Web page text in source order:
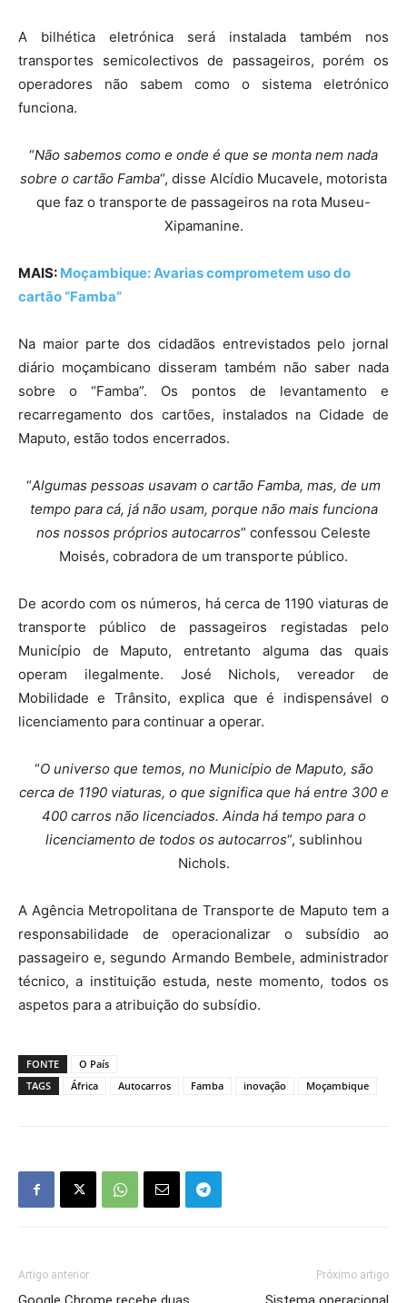
A bilhética eletrónica será instalada também nos
transportes semicolectivos de passageiros, porém os
operadores não sabem como o sistema eletrónico
funciona.
“Não sabemos como e onde é que se monta nem nada
sobre o cartão Famba“, disse Alcídio Mucavele, motorista
que faz o transporte de passageiros na rota Museu-
Xipamanine.
MAIS: Moçambique: Avarias comprometem uso do
cartão “Famba”
Na maior parte dos cidadãos entrevistados pelo jornal
diário moçambicano disseram também não saber nada
sobre o “Famba”. Os pontos de levantamento e
recarregamento dos cartões, instalados na Cidade de
Maputo, estão todos encerrados.
“Algumas pessoas usavam o cartão Famba, mas, de um
tempo para cá, já não usam, porque não mais funciona
nos nossos próprios autocarros” confessou Celeste
Moisés, cobradora de um transporte público.
De acordo com os números, há cerca de 1190 viaturas de
transporte público de passageiros registadas pelo
Município de Maputo, entretanto alguma das quais
operam ilegalmente. José Nichols, vereador de
Mobilidade e Trânsito, explica que é indispensável o
licenciamento para continuar a operar.
“O universo que temos, no Município de Maputo, são
cerca de 1190 viaturas, o que significa que há entre 300 e
400 carros não licenciados. Ainda há tempo para o
licenciamento de todos os autocarros“, sublinhou
Nichols.
A Agência Metropolitana de Transporte de Maputo tem a
responsabilidade de operacionalizar o subsídio ao
passageiro e, segundo Armando Bembele, administrador
técnico, a instituição estuda, neste momento, todos os
aspetos para a atribuição do subsídio.
FONTE
O País
TAGS
África Autocarros Famba inovação Moçambique
Artigo anterior Próximo artigo